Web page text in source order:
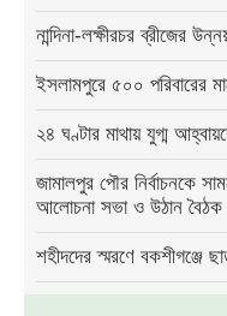
নান্দিনা-লক্ষীরচর ব্রীজের
ইসলামপুরে ৫০০ পরিবারের
২৪ ঘণ্টার মাথায় যুগ্ম
জামালপুর পৌর নির্বাচনকে
আলোচনা সভা ও উঠান বৈঠক
শহীদদের স্মরণে বকশীগঞ্জে